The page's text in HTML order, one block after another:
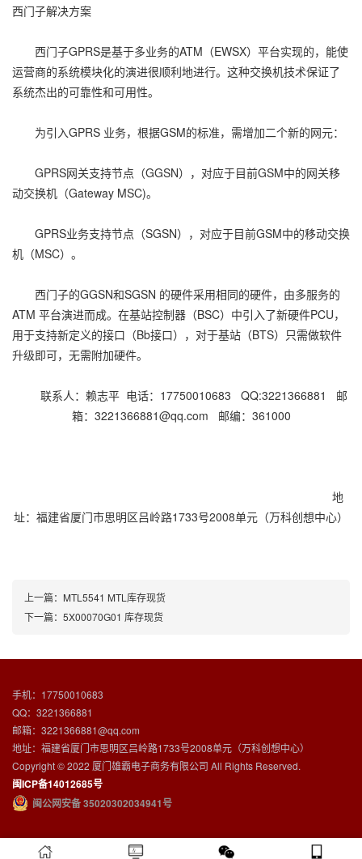
西门子解决方案
西门子GPRS是基于多业务的ATM（EWSX）平台实现的，能使
运营商的系统模块化的演进很顺利地进行。这种交换机技术保证了
系统杰出的可靠性和可用性。
为引入GPRS 业务，根据GSM的标准，需增加二个新的网元：
GPRS网关支持节点（GGSN），对应于目前GSM中的网关移
动交换机（Gateway MSC)。
GPRS业务支持节点（SGSN），对应于目前GSM中的移动交换
机（MSC）。
西门子的GGSN和SGSN 的硬件采用相同的硬件，由多服务的
ATM 平台演进而成。在基站控制器（BSC）中引入了新硬件PCU，
用于支持新定义的接口（Bb接口），对于基站（BTS）只需做软件
升级即可，无需附加硬件。
联系人：赖志平 电话：17750010683 QQ:3221366881 邮
箱：3221366881@qq.com 邮编：361000
地
址：福建省厦门市思明区吕岭路1733号2008单元（万科创想中心）
上一篇： MTL5541 MTL库存现货
下一篇： 5X00070G01 库存现货
手机：17750010683
QQ：3221366881
邮箱：3221366881@qq.com
地址：福建省厦门市思明区吕岭路1733号2008单元（万科创想中心）
Copyright © 2022 厦门雄霸电子商务有限公司 All Rights Reserved.
闽ICP备14012685号
闽公网安备 35020302034941号